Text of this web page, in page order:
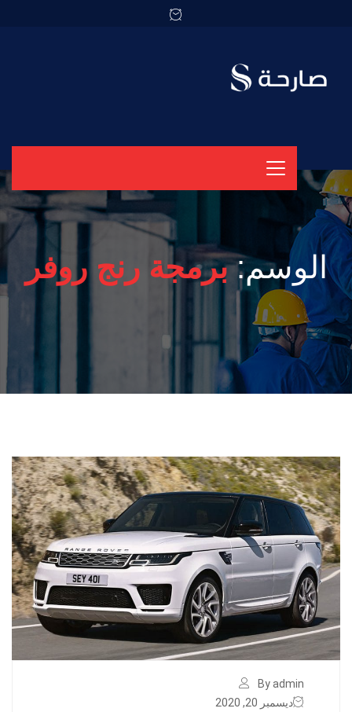
الوسم:برمجة رنج روفر
By admin
ديسمبر 20, 2020